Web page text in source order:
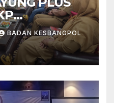
METRO
METRO
BADAN KESBANGPOL